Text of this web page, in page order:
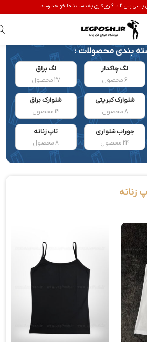
دست شما خواهد رسید.
بندی محصولات :
لگ چاکدار
6 محصول
لگ براق
27 محصول
شلوارک کبریتی
8 محصول
شلوارک براق
14 محصول
جوراب شلواری
24 محصول
تاپ زنانه
8 محصول
زنانه